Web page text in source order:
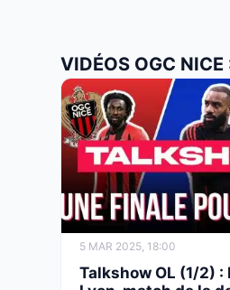
VIDÉOS OGC NICE
5 MAR 2025, 18:00
Talkshow OL (1/2) :